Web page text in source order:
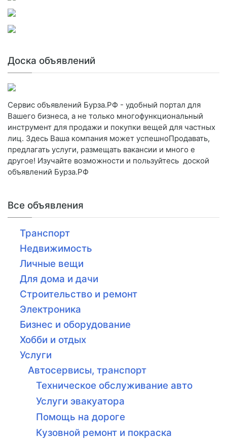
Доска объявлений
Сервис объявлений Бурза.РФ - удобный портал для
Вашего бизнеса, а не только многофункциональный
инструмент для продажи и покупки вещей для частных
лиц. Здесь Ваша компания может успешноПродавать,
предлагать услуги, размещать вакансии и много е
другое! Изучайте возможности и пользуйтесь доской
объявлений Бурза.РФ
Все объявления
Транспорт
Недвижимость
Личные вещи
Для дома и дачи
Строительство и ремонт
Электроника
Бизнес и оборудование
Хобби и отдых
Услуги
Автосервисы, транспорт
Техническое обслуживание авто
Услуги эвакуатора
Помощь на дороге
Кузовной ремонт и покраска